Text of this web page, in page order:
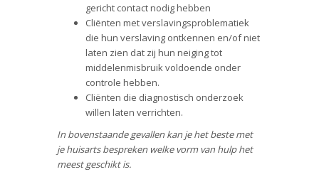
gericht contact nodig hebben
Cliënten met verslavingsproblematiek
die hun verslaving ontkennen en/of niet
laten zien dat zij hun neiging tot
middelenmisbruik voldoende onder
controle hebben.
Cliënten die diagnostisch onderzoek
willen laten verrichten.
In bovenstaande gevallen kan je het beste met
je huisarts bespreken welke vorm van hulp het
meest geschikt is.